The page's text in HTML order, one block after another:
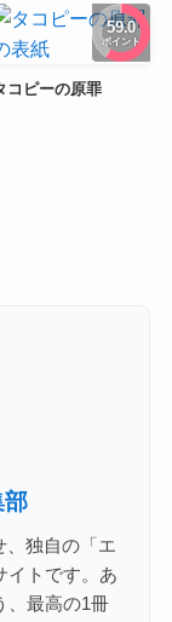
59.0
ポイント
コピーの原罪
、独自の「エ
イトです。あ
、最高の1冊